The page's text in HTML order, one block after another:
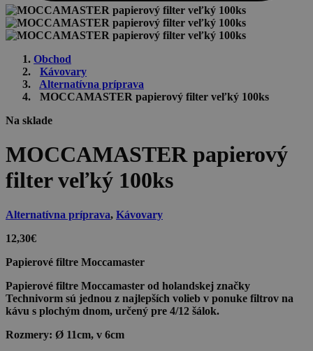
Obchod
Kávovary
Alternatívna príprava
MOCCAMASTER papierový filter veľký 100ks
Na sklade
MOCCAMASTER papierový
filter veľký 100ks
Alternatívna príprava, Kávovary
12,30€
Papierové filtre Moccamaster
Papierové filtre Moccamaster od holandskej značky
Technivorm sú jednou z najlepších volieb v ponuke filtrov na
kávu s plochým dnom, určený pre 4/12 šálok.
Rozmery: Ø 11cm, v 6cm